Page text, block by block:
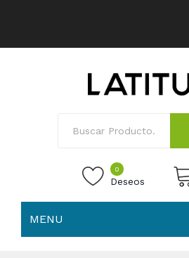
0
Deseos
MENU